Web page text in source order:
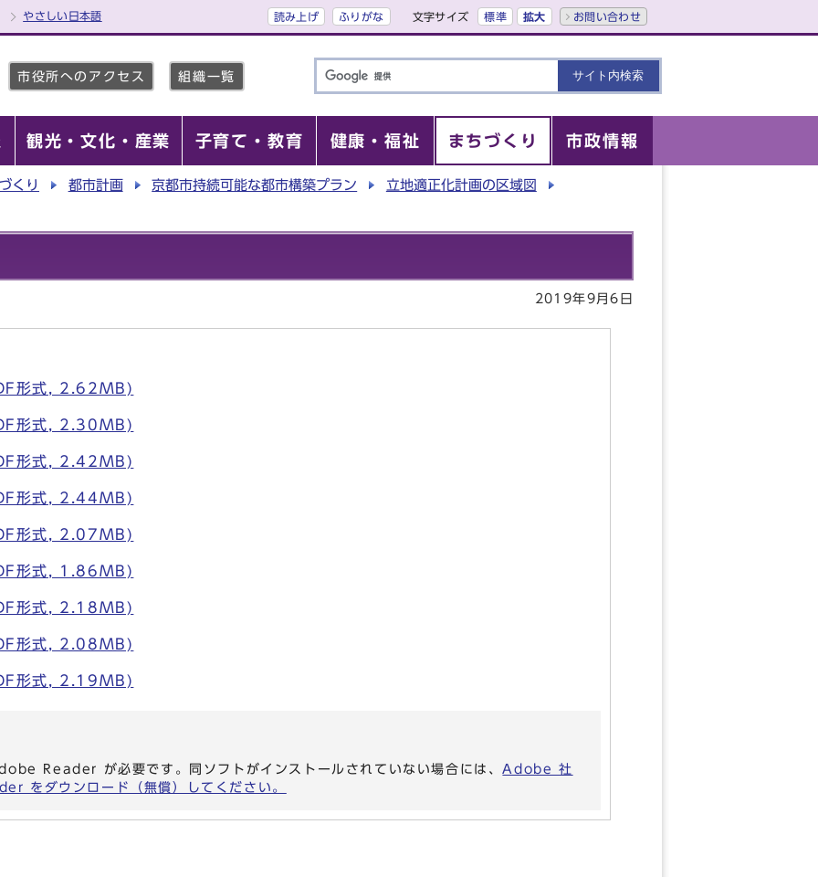
やさしい日本語 読み上げ ふりがな 文字サイズ 標準 拡大 お問い合わせ
市役所へのアクセス 組織一覧
観光・文化・産業 子育て・教育 健康・福祉 まちづくり 市政情報
くり 都市計画 京都市持続可能な都市構築プラン 立地適正化計画の区域図
2019年9月6日
形式, 2.62MB)
形式, 2.30MB)
形式, 2.42MB)
形式, 2.44MB)
形式, 2.07MB)
形式, 1.86MB)
形式, 2.18MB)
形式, 2.08MB)
形式, 2.19MB)
Reader が必要です。同ソフトがインストールされていない場合には、Adobe 社
をダウンロード（無償）してください。